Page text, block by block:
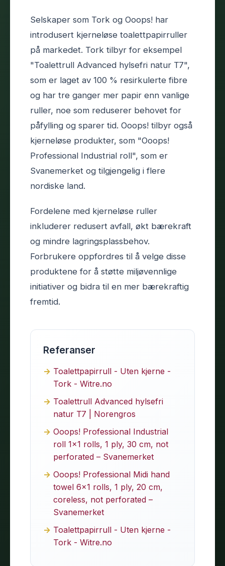
Selskaper som Tork og Ooops! har
introdusert kjerneløse toalettpapirruller
på markedet. Tork tilbyr for eksempel
"Toalettrull Advanced hylsefri natur T7",
som er laget av 100 % resirkulerte fibre
og har tre ganger mer papir enn vanlige
ruller, noe som reduserer behovet for
påfylling og sparer tid. Ooops! tilbyr også
kjerneløse produkter, som "Ooops!
Professional Industrial roll", som er
Svanemerket og tilgjengelig i flere
nordiske land.
Fordelene med kjerneløse ruller
inkluderer redusert avfall, økt bærekraft
og mindre lagringsplassbehov.
Forbrukere oppfordres til å velge disse
produktene for å støtte miljøvennlige
initiativer og bidra til en mer bærekraftig
fremtid.
Referanser
Toalettpapirrull - Uten kjerne -
Tork - Witre.no
Toalettrull Advanced hylsefri
natur T7 | Norengros
Ooops! Professional Industrial
roll 1×1 rolls, 1 ply, 30 cm, not
perforated – Svanemerket
Ooops! Professional Midi hand
towel 6×1 rolls, 1 ply, 20 cm,
coreless, not perforated –
Svanemerket
Toalettpapirrull - Uten kjerne -
Tork - Witre.no